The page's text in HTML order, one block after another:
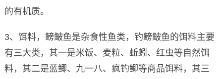
的有机质。
3、饵料，鳑鲏鱼是杂食性鱼类，钓鳑鲏鱼的饵料主要
有三大类，其一是米饭、麦粒、蚯蚓、红虫等自然饵
料，其二是蓝鲫、九一八、疯钓鲫等商品饵料，其三